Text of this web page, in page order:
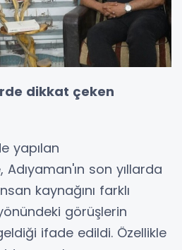
dikkat çeken
yapılan
son yıllarda
kaynağını farklı
görüşlerin
ifade edildi. Özellikle